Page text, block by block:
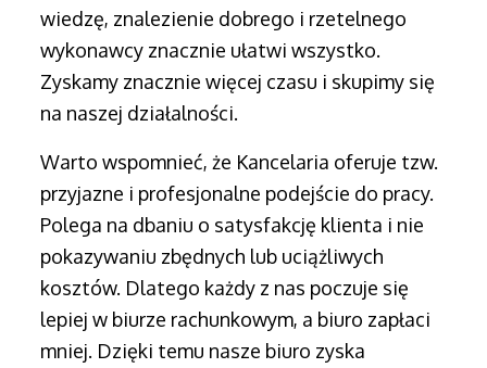
wiedzę, znalezienie dobrego i rzetelnego
wykonawcy znacznie ułatwi wszystko.
Zyskamy znacznie więcej czasu i skupimy się
na naszej działalności.
Warto wspomnieć, że Kancelaria oferuje tzw.
przyjazne i profesjonalne podejście do pracy.
Polega na dbaniu o satysfakcję klienta i nie
pokazywaniu zbędnych lub uciążliwych
kosztów. Dlatego każdy z nas poczuje się
lepiej w biurze rachunkowym, a biuro zapłaci
mniej. Dzięki temu nasze biuro zyska